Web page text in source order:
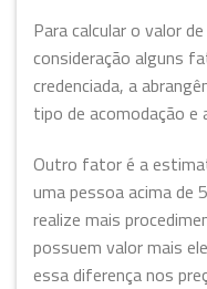
Para calcular o valor
consideração alguns
credenciada, a
tipo de acomodação e
Outro fator é a
uma pessoa acima de
realize mais
possuem valor mais
essa diferença nos